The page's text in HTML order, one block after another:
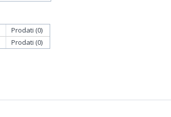
Prodati (0)
Prodati (0)